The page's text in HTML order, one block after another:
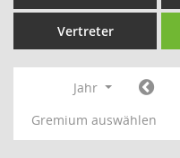
Vertreter
Jahr
Gremium auswählen